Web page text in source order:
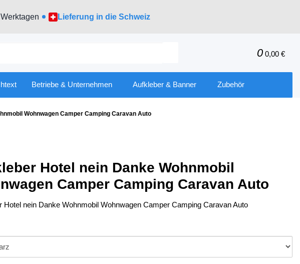
Lieferung in die Schweiz
0 0,00 €
Betriebe & Unternehmen Aufkleber & Banner Zubehör
Wohnwagen Camper Camping Caravan Auto
Hotel nein Danke Wohnmobil
Camper Camping Caravan Auto
Hotel nein Danke Wohnmobil Wohnwagen Camper Camping Caravan Auto